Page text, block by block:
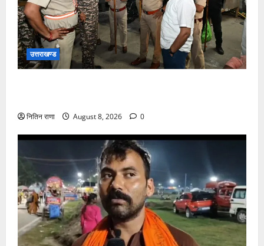
उत्तराखण्ड
नितिन राणा August 8, 2026 0